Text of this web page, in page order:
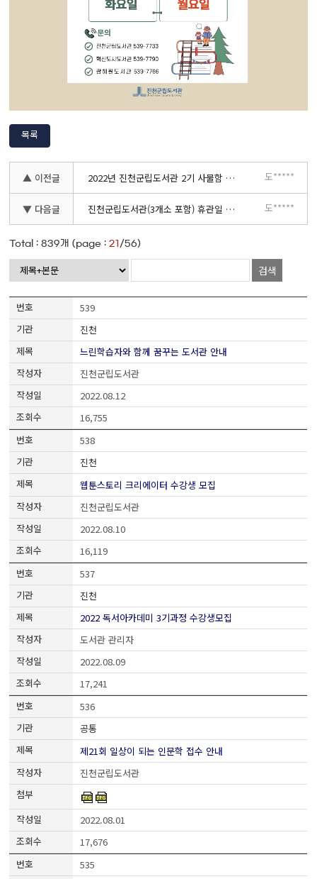
목록
▲ 이전글 2022년 진천군립도서관 2기 사물함 신청 안내 도*****
▼ 다음글 진천군립도서관(3개소 포함) 휴관일 안내 도*****
Total :839개 (page :21 /56)
검색
539
진천
느린학습자와 함께 꿈꾸는 도서관 안내
진천군립도서관
2022.08.12
16,755
538
진천
웹툰스토리 크리에이터 수강생 모집
진천군립도서관
2022.08.10
16,119
537
진천
2022 독서아카데미 3기과정 수강생모집
도서관 관리자
2022.08.09
17,241
536
공통
제21회 일상이 되는 인문학 접수 안내
진천군립도서관
2022.08.01
17,676
535